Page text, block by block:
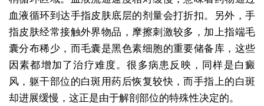
血液循环到达手指皮肤底层的剂量会打折扣。另外，手
指皮肤经常接触外界物品，摩擦刺激较多，加上指端毛
囊分布稀少，而毛囊是黑色素细胞的重要储备库，这些
因素都增加了治疗难度。很多病患反映，同样是白癜
风，躯干部位的白斑用药后恢复较快，而手指上的白斑
却进展缓慢，这正是由于解剖部位的特殊性决定的。